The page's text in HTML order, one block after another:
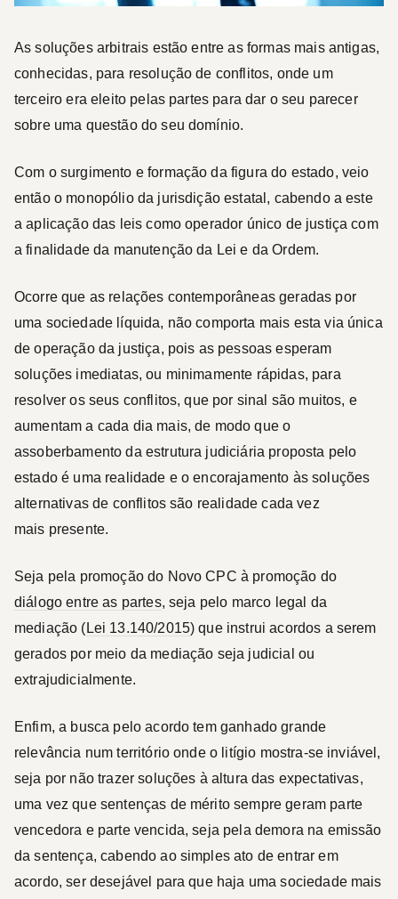
As soluções arbitrais estão entre as formas mais antigas,
conhecidas, para resolução de conflitos, onde um
terceiro era eleito pelas partes para dar o seu parecer
sobre uma questão do seu domínio.
Com o surgimento e formação da figura do estado, veio
então o monopólio da jurisdição estatal, cabendo a este
a aplicação das leis como operador único de justiça com
a finalidade da manutenção da Lei e da Ordem.
Ocorre que as relações contemporâneas geradas por
uma sociedade líquida, não comporta mais esta via única
de operação da justiça, pois as pessoas esperam
soluções imediatas, ou minimamente rápidas, para
resolver os seus conflitos, que por sinal são muitos, e
aumentam a cada dia mais, de modo que o
assoberbamento da estrutura judiciária proposta pelo
estado é uma realidade e o encorajamento às soluções
alternativas de conflitos são realidade cada vez
mais presente.
Seja pela promoção do Novo CPC à promoção do
diálogo entre as partes, seja pelo marco legal da
mediação ( Lei 13.140/2015) que instrui acordos a serem
gerados por meio da mediação seja judicial ou
extrajudicialmente.
Enfim, a busca pelo acordo tem ganhado grande
relevância num território onde o litígio mostra-se inviável,
seja por não trazer soluções à altura das expectativas,
uma vez que sentenças de mérito sempre geram parte
vencedora e parte vencida, seja pela demora na emissão
da sentença, cabendo ao simples ato de entrar em
acordo, ser desejável para que haja uma sociedade mais